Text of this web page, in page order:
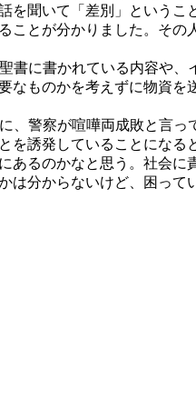
聞いて「差別」というこ
とが分かりました。その
書に書かれている内容や、
ものかを考えずに物資を
警察が喧嘩両成敗と言っ
誘発していることになる
あるのかなと思う。社会に
分からないけど、困って